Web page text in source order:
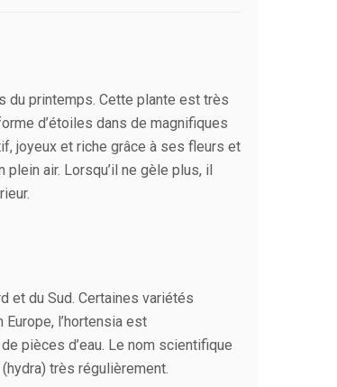
du printemps. Cette plante est très
d’étoiles dans de magnifiques
joyeux et riche grâce à ses fleurs et
air. Lorsqu’il ne gèle plus, il
et du Sud. Certaines variétés
l’hortensia est
pièces d’eau. Le nom scientifique
très régulièrement.